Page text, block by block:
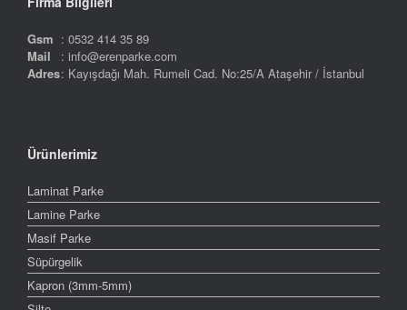
Gsm : 0532 414 35 89
Mail
: info@erenparke.com
Adres: Kayışdağı Mah. Rumeli Cad. No:25/A Ataşehir / İstanbul
Ürünlerimiz
Laminat Parke
Lamine Parke
Masif Parke
Süpürgelik
Kapron (3mm-5mm)